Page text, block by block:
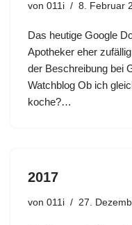
von 011i 8. Februar
Das heutige Google
Apotheker eher
der Beschreibung bei
Watchblog Ob ich
koche?…
2017
von 011i 27.